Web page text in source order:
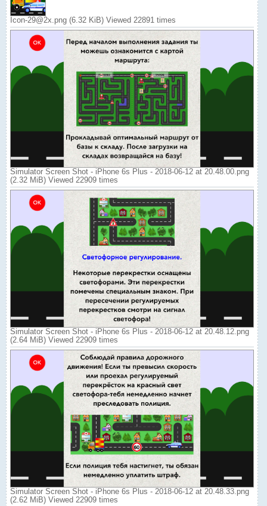
Icon-29@2x.png (6.32 KiB) Viewed 22891 times
Simulator Screen Shot - iPhone 6s Plus - 2018-06-12 at 20.48.00.png
(2.32 MiB) Viewed 22909 times
Simulator Screen Shot - iPhone 6s Plus - 2018-06-12 at 20.48.12.png
(2.64 MiB) Viewed 22909 times
Simulator Screen Shot - iPhone 6s Plus - 2018-06-12 at 20.48.33.png
(2.62 MiB) Viewed 22909 times